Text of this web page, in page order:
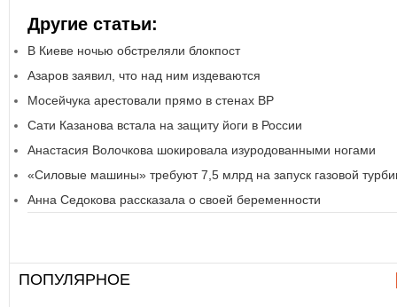
Другие статьи:
В Киеве ночью обстреляли блокпост
Азаров заявил, что над ним издеваются
Мосейчука арестовали прямо в стенах ВР
Сати Казанова встала на защиту йоги в России
Анастасия Волочкова шокировала изуродованными ногами
«Силовые машины» требуют 7,5 млрд на запуск газовой
Анна Седокова рассказала о своей беременности
ПОПУЛЯРНОЕ